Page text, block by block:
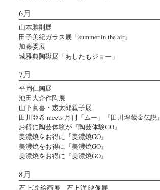
6月
山本雅則展
田子美紀ガラス展「summer in the air」
加藤委展
城雅典陶磁展「あしたもジョー」
7月
平岡仁陶展
池田大介作陶展
山下眞喜・幾太郎親子展
田川亞希 meets 月刊「ムー」『田川埋蔵金伝説』
お得に陶芸体験が『陶芸体験GO』
美濃焼をお得に『美濃焼GO』
美濃焼をお得に『美濃焼GO』
美濃焼をお得に『美濃焼GO』
8月
石上誠 絵画展 石上洋 映像展